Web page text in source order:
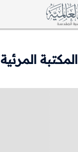
المكتبة المرئية